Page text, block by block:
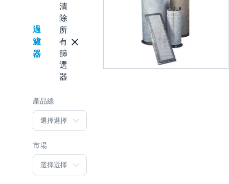
過
濾
器
清
除
所
有
篩
選
器
產品線
選擇選擇
市場
選擇選擇